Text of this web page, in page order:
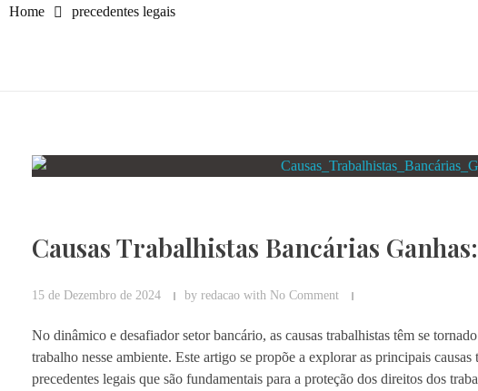
Home precedentes legais
Causas Trabalhistas Bancárias
15 de Dezembro de 2024 by redacao with No Comment
No dinâmico e desafiador setor bancário, as causas trabalhistas têm se
trabalho nesse ambiente. Este artigo se propõe a explorar as principais
precedentes legais que são fundamentais para a proteção dos direitos dos